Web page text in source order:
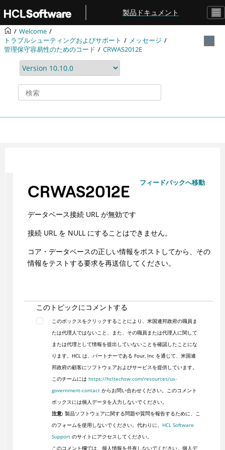
メインコンテンツにジャンプ
製品ドキュメント
Welcome
トラブルシューティングおよびサポート
メッセージ
管理保守容易性のためのコード
CRWAS2012E
フィードバックへ移動
CRWAS2012E
データベース接続 URL が無効です
接続 URL を NULL にすることはできません。
コア・データベースの正しい情報をポストしてから、その
情報をテストする要求を再送信してください。
このトピックにコメントする
このボックスをクリックすることにより、米国連邦政府の職員ま
たは代理人ではないこと、また、その職員または代理人に関して
または代理として情報を提出していないことを確認したことにな
ります。HCL は、パートナーである Four, Inc を通じて、米国連
邦政府の顧客にソフトウェアおよびサービスを提供しています。
このチームには https://hcltechsw.com/resources/us-
government-contactからお問い合わせください。このコメント
ボックスには個人データを入力しないでください。
注意:製品ソフトウェアに関する問題や質問を報告するために、こ
のフォームを使用しないでください。代わりに、 HCL Software
Supportのサイトにアクセスしてください。
このコメント欄では、個人情報を共有しないでください。個人デ